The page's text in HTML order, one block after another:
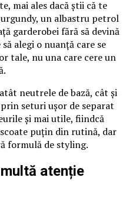
mai ales dacă știi că te
un albastru petrol
garderobei fără să devină
alegi o nuanță care se
tale, nu una care cere un
neutrele de bază, cât și
seturi ușor de separat
și mai utile, fiindcă
puțin din rutină, dar
formulă de styling.
atenție